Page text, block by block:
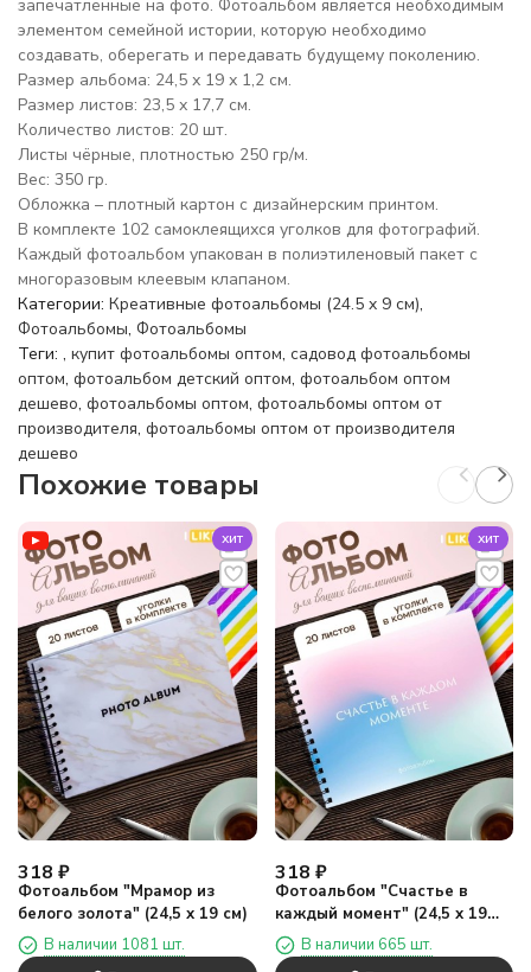
запечатлённые на фото. Фотоальбом является необходимым
элементом семейной истории, которую необходимо
создавать, оберегать и передавать будущему поколению.
Размер альбома: 24,5 х 19 х 1,2 см.
Размер листов: 23,5 х 17,7 см.
Количество листов: 20 шт.
Листы чёрные, плотностью 250 гр/м.
Вес: 350 гр.
Обложка – плотный картон с дизайнерским принтом.
В комплекте 102 самоклеящихся уголков для фотографий.
Каждый фотоальбом упакован в полиэтиленовый пакет с
многоразовым клеевым клапаном.
Категории: Креативные фотоальбомы (24.5 x 9 см),
Фотоальбомы, Фотоальбомы
Теги: , купит фотоальбомы оптом, садовод фотоальбомы
оптом, фотоальбом детский оптом, фотоальбом оптом
дешево, фотоальбомы оптом, фотоальбомы оптом от
производителя, фотоальбомы оптом от производителя
дешево
Похожие товары
хит
318 ₽
Фотоальбом "Мрамор из
белого золота" (24,5 х 19 см)
В наличии 1081 шт.
хит
318 ₽
Фотоальбом "Счастье в
каждый момент" (24,5 х 19
см) В наличии 665 шт.